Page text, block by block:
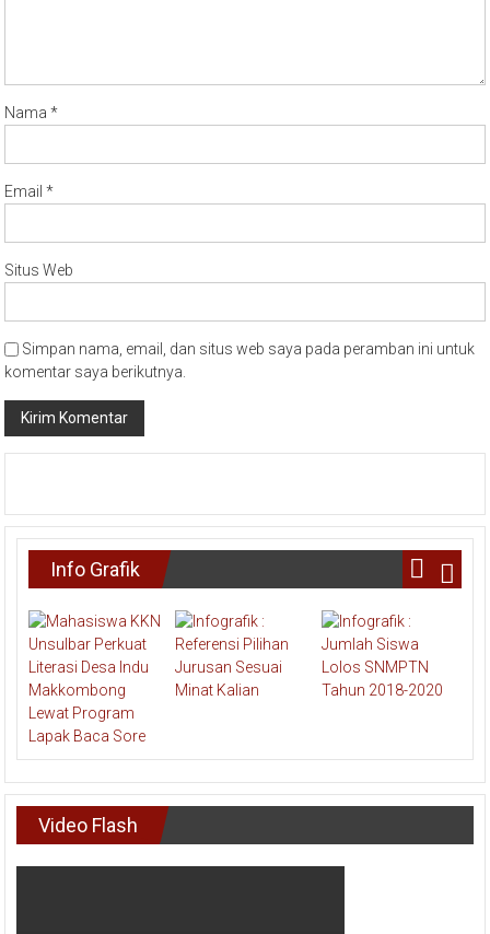
Nama*
Email*
Situs Web
Simpan nama, email, dan situs web saya pada peramban ini untuk
komentar saya berikutnya.
Info Grafik
Video Flash